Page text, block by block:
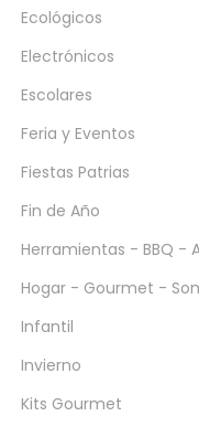
Ecológicos
Electrónicos
Escolares
Feria y Eventos
Fiestas Patrias
Fin de Año
Herramientas - BBQ -
Hogar - Gourmet -
Infantil
Invierno
Kits Gourmet